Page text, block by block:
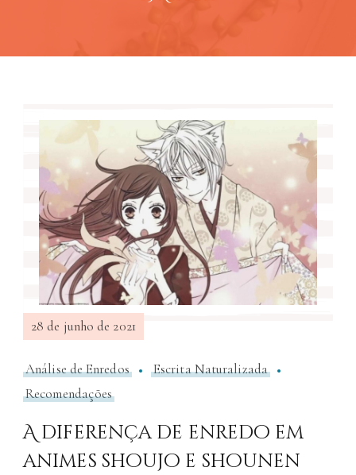
28 de junho de 2021
Análise de Enredos
Escrita Naturalizada
Recomendações
A diferença de enredo em
animes shoujo e shounen